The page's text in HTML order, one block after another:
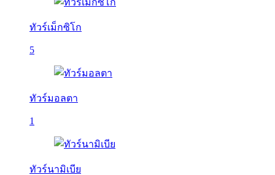
ทัวร์เม็กซิโก
5
ทัวร์มอลตา
1
ทัวร์นามิเบีย